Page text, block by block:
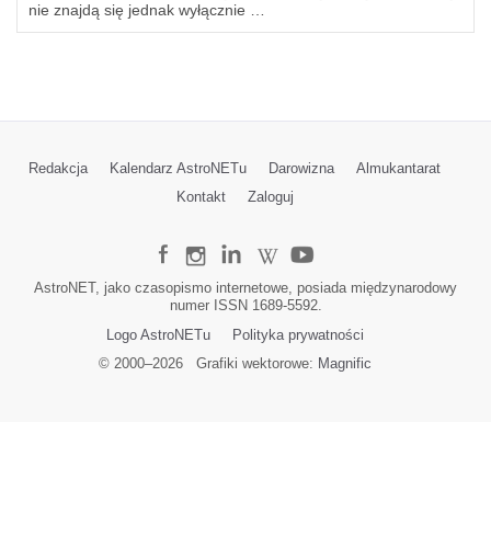
nie znajdą się jednak wyłącznie …
Redakcja Kalendarz AstroNETu Darowizna
Almukantarat
Kontakt
Zaloguj
AstroNET, jako czasopismo internetowe, posiada międzynarodowy
numer ISSN 1689-5592.
Logo AstroNETu
Polityka prywatności
© 2000–2026Grafiki wektorowe: Magnific